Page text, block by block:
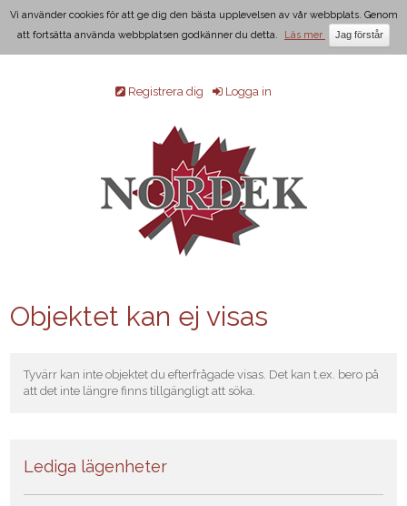
Vi använder cookies för att ge dig den bästa upplevelsen av vår webbplats. Genom
att fortsätta använda webbplatsen godkänner du detta.
Läs mer
Logga in
Registrera dig
Objektet kan ej visas
Tyvärr kan inte objektet du efterfrågade visas. Det kan t.ex. bero på
att det inte längre finns tillgängligt att söka.
Lediga lägenheter